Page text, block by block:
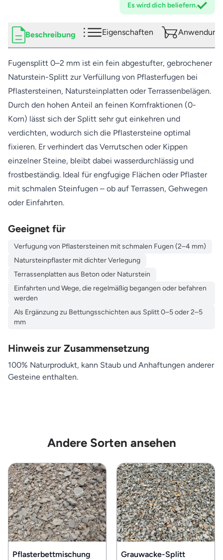
Es wird dichbeliefern.
Beschreibung Eigenschaften
Fugensplitt 0–2 mm ist ein fein abgestufter, gebrochener
Naturstein-Splitt zur Verfüllung von Pflasterfugen bei
Pflastersteinen, Natursteinplatten oder Terrassenbelägen.
Durch den hohen Anteil an feinen Kornfraktionen (0-
Korn) lässt sich der Splitt sehr gut einkehren und
verdichten, wodurch sich die Pflastersteine optimal
fixieren. Er verhindert das Verrutschen oder Kippen
einzelner Steine, bleibt dabei wasserdurchlässig und
frostbeständig. Ideal für engfugige Flächen oder Pflaster
mit schmalen Steinfugen – ob auf Terrassen, Gehwegen
oder Einfahrten.
Geeignet für
Verfugung von Pflastersteinen mit schmalen Fugen (2–4 mm)
Natursteinpflaster mit dichter Verlegung
Terrassenplatten aus Beton oder Naturstein
Einfahrten und Wege, die regelmäßig begangen oder befahren
werden
Als Ergänzung zu Bettungsschichten aus Splitt 0–5 oder 2–5
mm
Hinweis zur Zusammensetzung
100% Naturprodukt, kann Staub und Anhaftungen anderer
Gesteine enthalten.
Andere Sorten ansehen
Pflasterbettmischung Grauwacke-Splitt